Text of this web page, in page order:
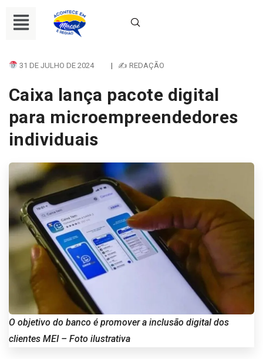
31 DE JULHO DE 2024 | ✍ REDAÇÃO
Caixa lança pacote digital
para microempreendedores
individuais
O objetivo do banco é promover a inclusão digital dos
clientes MEI – Foto ilustrativa